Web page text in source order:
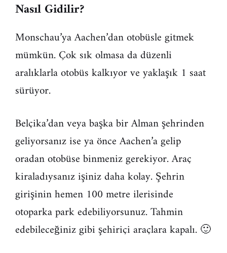
Nasıl Gidilir?
Monschau’ya Aachen’dan otobüsle gitmek
mümkün. Çok sık olmasa da düzenli
aralıklarla otobüs kalkıyor ve yaklaşık 1 saat
sürüyor.
Belçika’dan veya başka bir Alman şehrinden
geliyorsanız ise ya önce Aachen’a gelip
oradan otobüse binmeniz gerekiyor. Araç
kiraladıysanız işiniz daha kolay. Şehrin
girişinin hemen 100 metre ilerisinde
otoparka park edebiliyorsunuz. Tahmin
edebileceğiniz gibi şehiriçi araçlara kapalı. 🙂